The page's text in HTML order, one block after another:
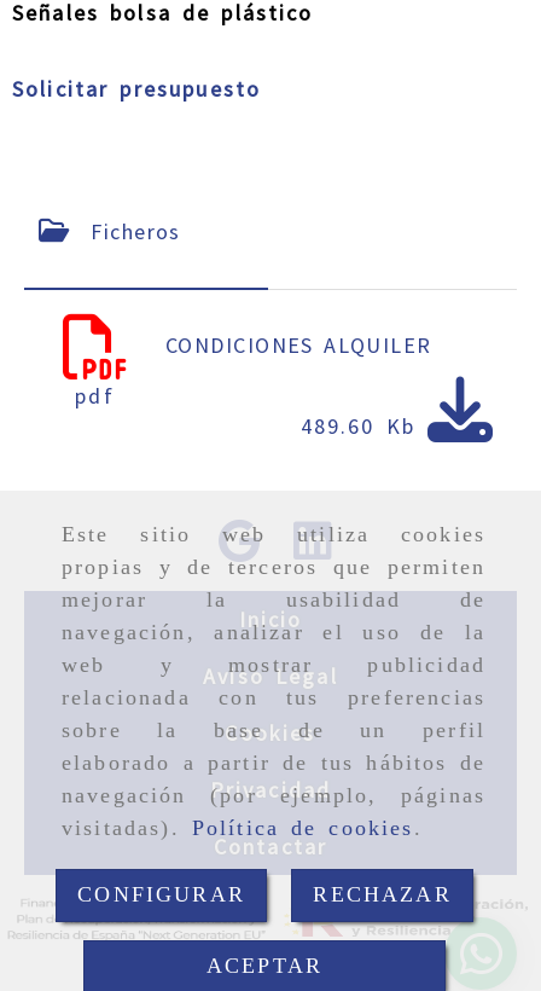
Este sitio web utiliza cookies
propias y de terceros que permiten
mejorar la usabilidad de
navegación, analizar el uso de la
web y mostrar publicidad
relacionada con tus preferencias
sobre la base de un perfil
elaborado a partir de tus hábitos de
navegación (por ejemplo, páginas
visitadas). Política de cookies .
CONFIGURAR RECHAZAR
ACEPTAR
Señales bolsa de plástico
Solicitar presupuesto
Ficheros
pdf
CONDICIONES ALQUILER
489.60 Kb
Inicio
Aviso Legal
Cookies
Privacidad
Contactar